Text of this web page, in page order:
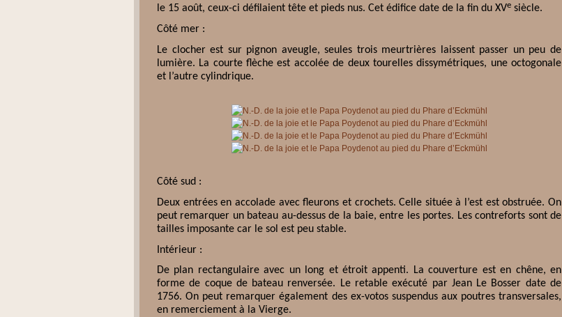
le 15 août, ceux-ci défilaient tête et pieds nus. Cet édifice date de la fin du XVe siècle.
Côté mer :
Le clocher est sur pignon aveugle, seules trois meurtrières laissent passer un peu de
lumière. La courte flèche est accolée de deux tourelles dissymétriques, une octogonale
et l’autre cylindrique.
Côté sud :
Deux entrées en accolade avec fleurons et crochets. Celle située à l’est est obstruée. On
peut remarquer un bateau au-dessus de la baie, entre les portes. Les contreforts sont de
tailles imposante car le sol est peu stable.
Intérieur :
De plan rectangulaire avec un long et étroit appenti. La couverture est en chêne, en
forme de coque de bateau renversée. Le retable exécuté par Jean Le Bosser date de
1756. On peut remarquer également des ex-votos suspendus aux poutres transversales,
en remerciement à la Vierge.